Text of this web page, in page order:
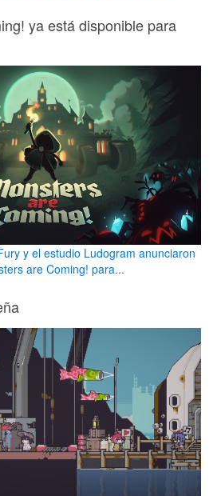
ya está disponible para
y el estudio Ludogram anunciaron
are Coming! para...